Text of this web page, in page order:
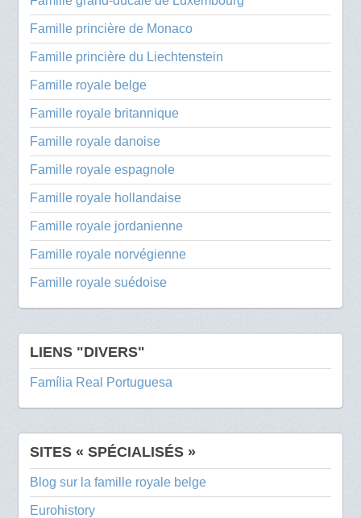
Famille princière de Monaco
Famille princière du Liechtenstein
Famille royale belge
Famille royale britannique
Famille royale danoise
Famille royale espagnole
Famille royale hollandaise
Famille royale jordanienne
Famille royale norvégienne
Famille royale suédoise
LIENS "DIVERS"
Família Real Portuguesa
SITES « SPÉCIALISÉS »
Blog sur la famille royale belge
Eurohistory